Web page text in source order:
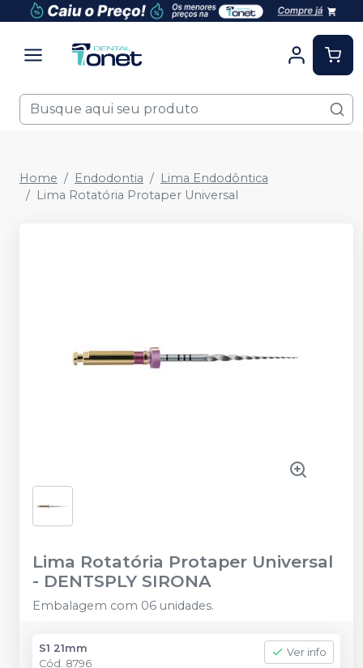
Home Endodontia
Lima Endodôntica
Lima Rotatória Protaper Universal
Lima Rotatória Protaper Universal
- DENTSPLY SIRONA
Embalagem com 06 unidades.
S1 21mm
Cód. 8796
Ver info